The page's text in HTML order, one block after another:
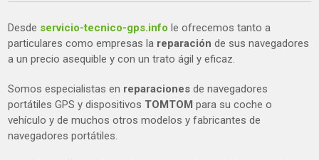
Desde servicio-tecnico-gps.info le ofrecemos tanto a
particulares como empresas la reparación de sus navegadores
a un precio asequible y con un trato ágil y eficaz.
Somos especialistas en reparaciones de navegadores
portátiles GPS y dispositivos TOMTOMpara su coche o
vehículo y de muchos otros modelos y fabricantes de
navegadores portátiles.